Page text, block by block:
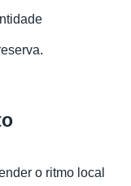
o ritmo local